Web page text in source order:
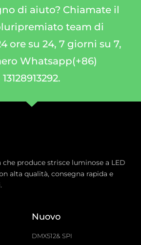
di aiuto? Chiamate il
team di
ore su 24, 7 giorni su 7,
Whatsapp(+86)
13128913292.
produce strisce luminose a LED
alta qualità, consegna rapida e
Nuovo
DMX512& SPI